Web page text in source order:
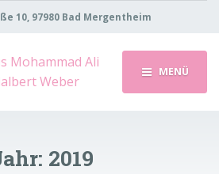
10, 97980 Bad Mergentheim
MENÜ
2019